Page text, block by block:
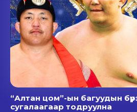
“Алтан цом”-ын багуудын
сугалаагаар тодруулна